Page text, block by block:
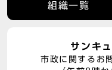
組織一覧
サンキ
市政に関するお